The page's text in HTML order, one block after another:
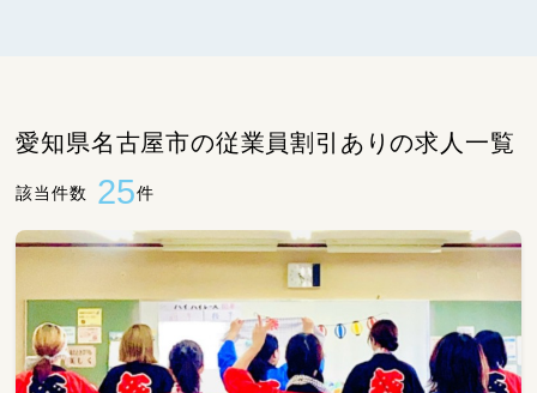
愛知県名古屋市の従業員割引ありの求人一覧
該当件数 25件